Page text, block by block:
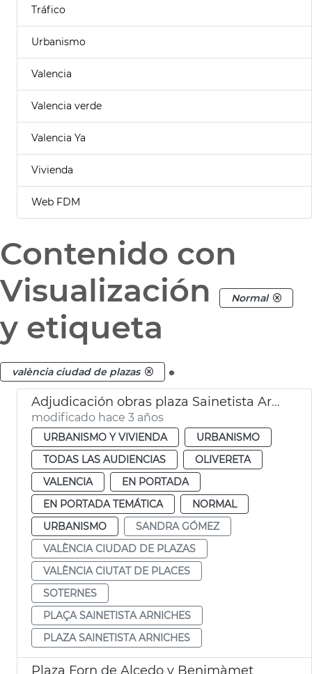
Tráfico
Urbanismo
Valencia
Valencia verde
Valencia Ya
Vivienda
Web FDM
Contenido con
Visualización
Normal
y etiqueta
valència ciudad de plazas .
Adjudicación obras plaza Sainetista Arniches
modificado hace 3 años
URBANISMO Y VIVIENDA
URBANISMO
TODAS LAS AUDIENCIAS
OLIVERETA
VALENCIA
EN PORTADA
EN PORTADA TEMÁTICA
NORMAL
URBANISMO
SANDRA GÓMEZ
VALÈNCIA CIUDAD DE PLAZAS
VALÈNCIA CIUTAT DE PLACES
SOTERNES
PLAÇA SAINETISTA ARNICHES
PLAZA SAINETISTA ARNICHES
Plaza Forn de Alcedo y Benimàmet